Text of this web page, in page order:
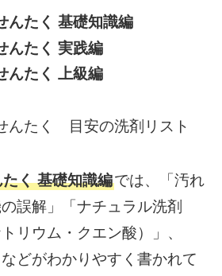
んたく 基礎知識編
んたく 実践編
んたく 上級編
んたく 目安の洗剤リスト
く 基礎知識編では、「汚れ
誤解」「ナチュラル洗剤
リウム・クエン酸）」、
などがわかりやすく書かれて